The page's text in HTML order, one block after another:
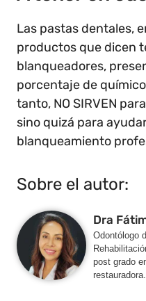
Las pastas dentales,
productos que dicen
blanqueadores,
porcentaje de
tanto, NO SIRVEN
sino quizá para
blanqueamiento
Sobre el autor:
Dra
Odontólogo
post grado
restauradora.